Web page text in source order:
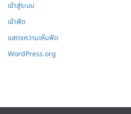
เข้าสู่ระบบ
เข้าฟีด
แสดงความเห็นฟีด
WordPress.org